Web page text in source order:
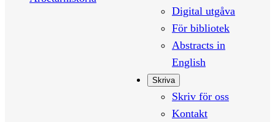
Digital utgåva
För bibliotek
Abstracts in
English
Skriva
Skriv för oss
Kontakt